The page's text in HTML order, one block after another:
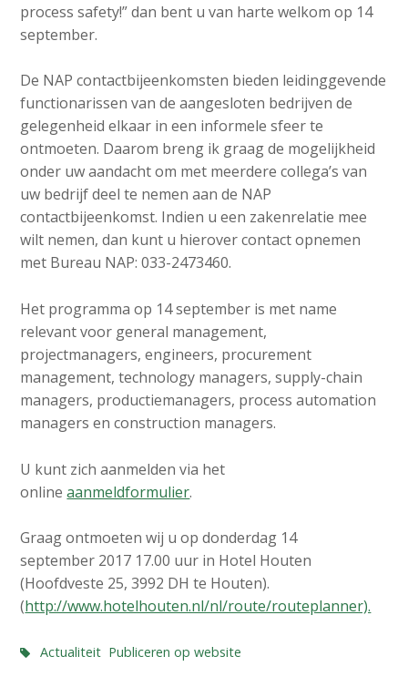
process safety!” dan bent u van harte welkom op 14
september.
De NAP contactbijeenkomsten bieden leidinggevende
functionarissen van de aangesloten bedrijven de
gelegenheid elkaar in een informele sfeer te
ontmoeten. Daarom breng ik graag de mogelijkheid
onder uw aandacht om met meerdere collega’s van
uw bedrijf deel te nemen aan de NAP
contactbijeenkomst. Indien u een zakenrelatie mee
wilt nemen, dan kunt u hierover contact opnemen
met Bureau NAP: 033-2473460.
Het programma op 14 september is met name
relevant voor general management,
projectmanagers, engineers, procurement
management, technology managers, supply-chain
managers, productiemanagers, process automation
managers en construction managers.
U kunt zich aanmelden via het
onlineaanmeldformulier.
Graag ontmoeten wij u op donderdag 14
september 2017 17.00 uur in Hotel Houten
(Hoofdveste 25, 3992 DH te Houten).
(http://www.hotelhouten.nl/nl/route/routeplanner).
Actualiteit Publiceren op website